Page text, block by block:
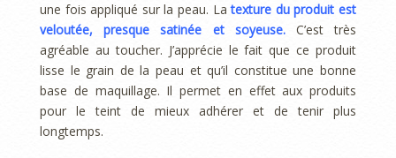
une fois appliqué sur la peau. La texture du produit est
veloutée, presque satinée et soyeuse.C’est très
agréable au toucher. J’apprécie le fait que ce produit
lisse le grain de la peau et qu’il constitue une bonne
base de maquillage. Il permet en effet aux produits
pour le teint de mieux adhérer et de tenir plus
longtemps.